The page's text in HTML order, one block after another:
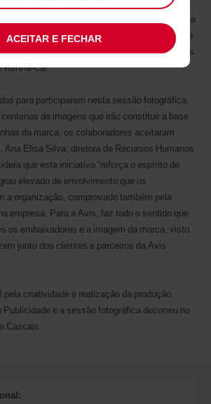
AVIS Portugal deram literalmente “a cara” pela
o seu potencial de modelos numa produção
alguns dos carros mais representativos
Rent-a-Car.
para participarem nesta sessão fotográfica,
de imagens que irão constituir a base
da marca, os colaboradores aceitaram
Ana Elisa Silva, diretora de Recursos Humanos
que esta iniciativa “reforça o espírito de
elevado de envolvimento que os
a organização, comprovado também pela
empresa. Para a Avis, faz todo o sentido que
os embaixadores e a imagem da marca, visto
junto dos clientes e parceiros da Avis
criatividade e realização da produção
e a sessão fotográfica decorreu no
Cascais.
ACEITAR E FECHAR